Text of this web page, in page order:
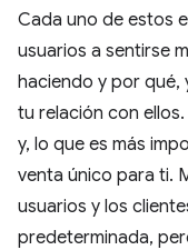
Cada uno de estos
usuarios a sentirse
haciendo y por qué,
tu relación con
y, lo que es más
venta único para ti.
usuarios y los
predeterminada,